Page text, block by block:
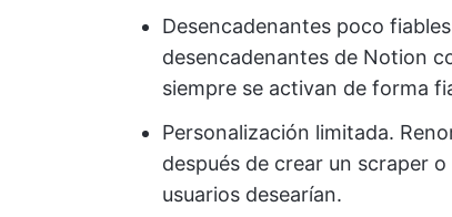
Desencadenantes poco
desencadenantes de Notion
siempre se activan de forma
Personalización limitada.
después de crear un scraper
usuarios desearían.